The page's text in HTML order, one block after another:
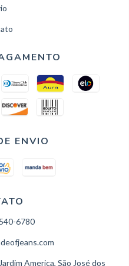
ENVIO
6780
America, São José dos